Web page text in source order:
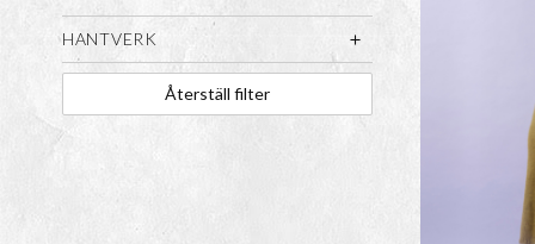
HANTVERK
Återställ filter